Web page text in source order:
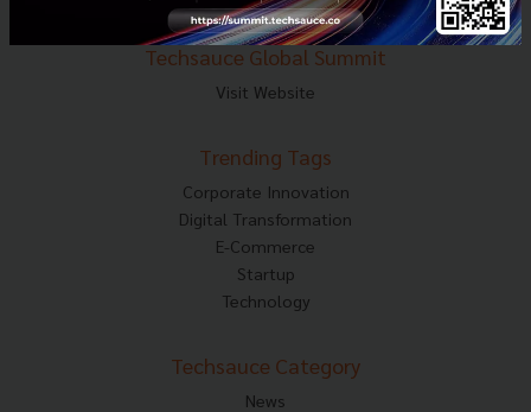
Techsauce Global Summit
Visit Website
Trending Tags
Corporate Innovation
Digital Transformation
E-Commerce
Startup
Technology
Techsauce Category
News